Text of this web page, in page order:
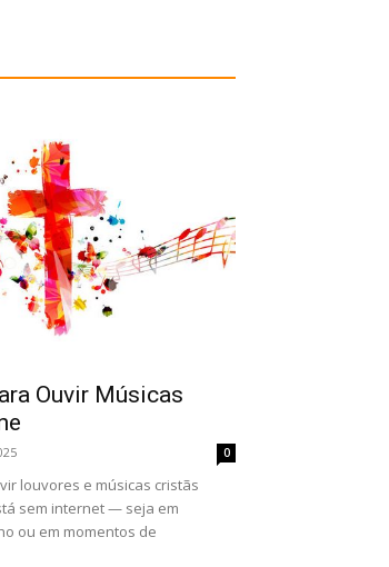
Ouvir Músicas
0
louvores e músicas cristãs
sem internet — seja em
ou em momentos de